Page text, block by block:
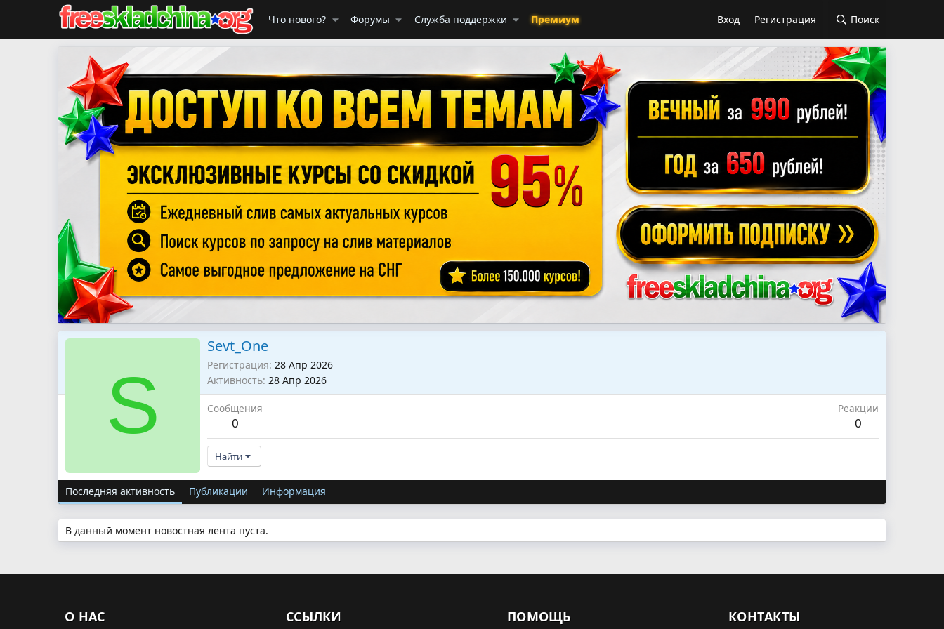
Что нового? Форумы Служба поддержки Премиум Вход Регистрация Поиск
S
Sevt_One
Регистрация 28 Апр 2026
Активность 28 Апр 2026
Сообщения
0
Реакции
0
Найти
Последняя активность Публикации Информация
В данный момент новостная лента пуста.
О НАС ССЫЛКИ ПОМОЩЬ КОНТАКТЫ